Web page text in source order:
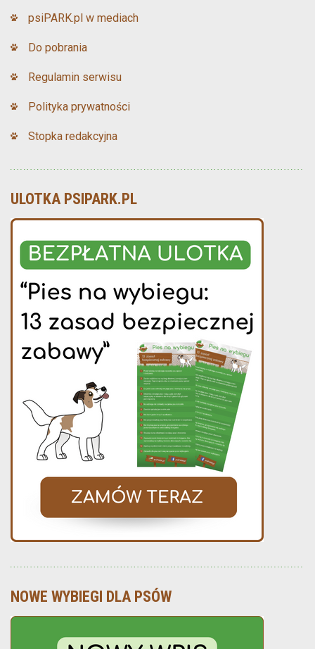
psiPARK.pl w mediach
Do pobrania
Regulamin serwisu
Polityka prywatności
Stopka redakcyjna
ULOTKA PSIPARK.PL
NOWE WYBIEGI DLA PSÓW